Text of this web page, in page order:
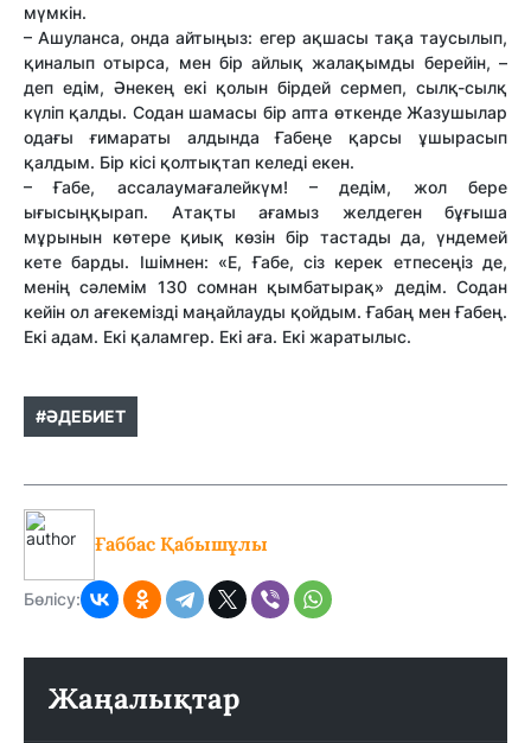
мүмкін.
– Ашуланса, онда айтыңыз: егер ақшасы тақа таусылып,
қиналып отырса, мен бір айлық жалақымды берейін, –
деп едім, Әнекең екі қолын бірдей сермеп, сылқ-сылқ
күліп қалды. Содан шамасы бір апта өткенде Жазушылар
одағы ғимараты алдында Ғабеңе қарсы ұшырасып
қалдым. Бір кісі қолтықтап келеді екен.
– Ғабе, ассалаумағалейкүм! – дедім, жол бере
ығысыңқырап. Атақты ағамыз желдеген бұғыша
мұрынын көтере қиық көзін бір тастады да, үндемей
кете барды. Ішімнен: «Е, Ғабе, сіз керек етпесеңіз де,
менің сәлемім 130 сомнан қымбатырақ» дедім. Содан
кейін ол ағекемізді маңайлауды қойдым. Ғабаң мен Ғабең.
Екі адам. Екі қаламгер. Екі аға. Екі жаратылыс.
#ӘДЕБИЕТ
Ғаббас Қабышұлы
Бөлісу:
Жаңалықтар